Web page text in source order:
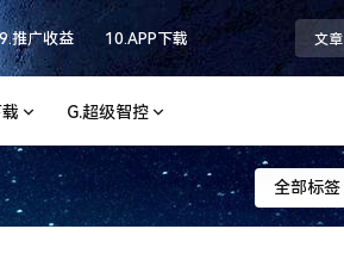
9.推广收益 10.APP下载 文章
G.超级智控
全部标签